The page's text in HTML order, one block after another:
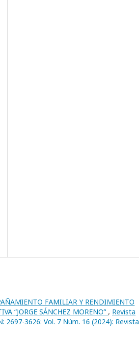
FAMILIAR Y RENDIMIENTO
“JORGE SÁNCHEZ MORENO” , Revista
2697-3626: Vol. 7 Núm. 16 (2024): Revista